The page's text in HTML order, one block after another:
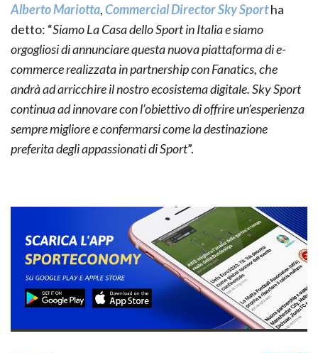
Alberto Mariotta,Commercial Director Sky Sportha
detto: “Siamo La Casa dello Sport in Italia e siamo
orgogliosi di annunciare questa nuova piattaforma di e-
commerce realizzata in partnership con Fanatics, che
andrà ad arricchire il nostro ecosistema digitale. Sky Sport
continua ad innovare con l’obiettivo di offrire un’esperienza
sempre migliore e confermarsi come la destinazione
preferita degli appassionati di Sport”.